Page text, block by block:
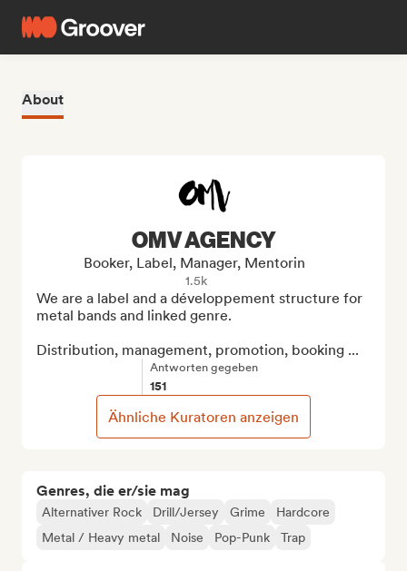
About
Genres, die er/sie mag
Alternativer Rock Drill/Jersey Grime
Hardcore
Metal / Heavy metal
Noise Pop-Punk Trap
OMV AGENCY
Booker, Label, Manager, Mentorin
1.5k
We are a label and a développement structure for
metal bands and linked genre.
Distribution, management, promotion, booking ...
Antworten gegeben
151
Ähnliche Kuratoren anzeigen